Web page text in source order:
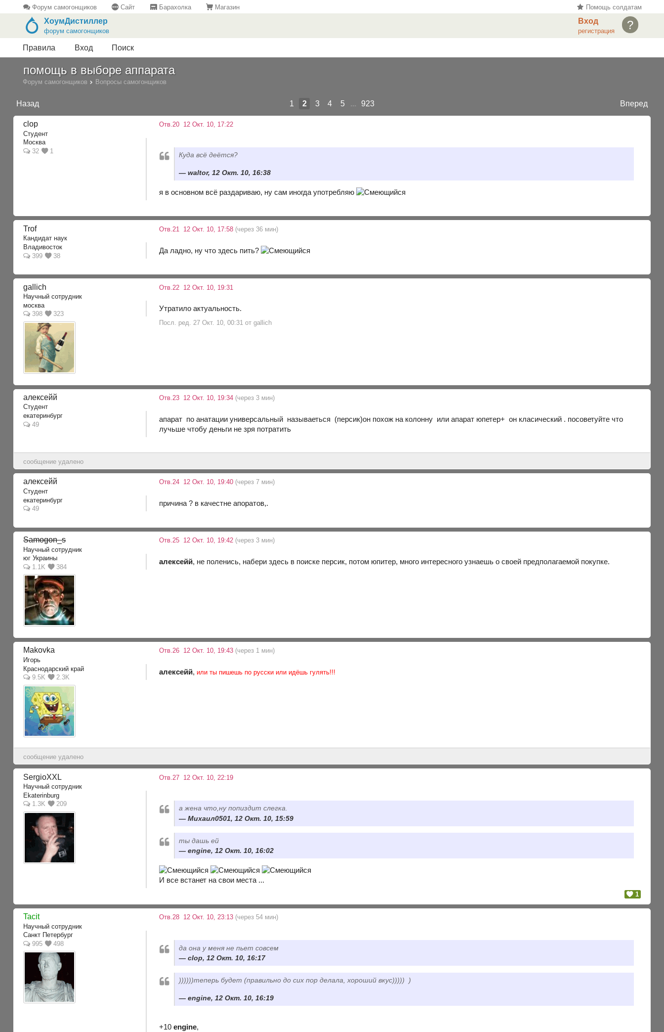
Форум самогонщиков Сайт Барахолка Магазин Помощь солдатам
?
Вход
регистрация
ХоумДистиллер
форум самогонщиков
Правила Вход Поиск
помощь в выборе аппарата
Форум самогонщиков Вопросы самогонщиков
Назад Вперед
1 2 3 4 5 ... 923
clop
Студент
Москва
32
1
Отв.20 12 Окт. 10, 17:22
Куда всё деётся?
waltor, 12 Окт. 10, 16:38
я в основном всё раздариваю, ну сам иногда употребляю
Trof
Кандидат наук
Владивосток
399
38
Отв.21 12 Окт. 10, 17:58 (через 36 мин)
Да ладно, ну что здесь пить?
gallich
Научный сотрудник
москва
398
323
Отв.22 12 Окт. 10, 19:31
Утратило актуальность.
Посл. ред. 27 Окт. 10, 00:31 от gallich
алексейй
Студент
екатеринбург
49
Отв.23 12 Окт. 10, 19:34 (через 3 мин)
апарат по анатации универсальный называеться (персик)он похож на колонну или апарат юпетер+ он класический . посоветуйте что
лучьше чтобу деньги не зря потратить
сообщение удалено
алексейй
Студент
екатеринбург
49
Отв.24 12 Окт. 10, 19:40 (через 7 мин)
причина ? в качестне апоратов,.
Samogon_s
Научный сотрудник
юг Украины
1.1K
384
Отв.25 12 Окт. 10, 19:42 (через 3 мин)
алексейй, не поленись, набери здесь в поиске персик, потом юпитер, много интересного узнаешь о своей предполагаемой покупке.
Makovka
Игорь
Краснодарский край
9.5K
2.3K
Отв.26 12 Окт. 10, 19:43 (через 1 мин)
алексейй,или ты пишешь по русски или идёшь гулять!!!
сообщение удалено
SergioXXL
Научный сотрудник
Ekaterinburg
1.3K
209
Отв.27 12 Окт. 10, 22:19
а жена что,ну попиздит слегка.
Михаил0501, 12 Окт. 10, 15:59
ты дашь ей
engine, 12 Окт. 10, 16:02
И все встанет на свои места ...
1
Tacit
Научный сотрудник
Санкт Петербург
995
498
Отв.28 12 Окт. 10, 23:13 (через 54 мин)
да она у меня не пьет совсем
clop, 12 Окт. 10, 16:17
))))))теперь будет (правильно до сих пор делала, хороший вкус))))) )
engine, 12 Окт. 10, 16:19
+10engine,